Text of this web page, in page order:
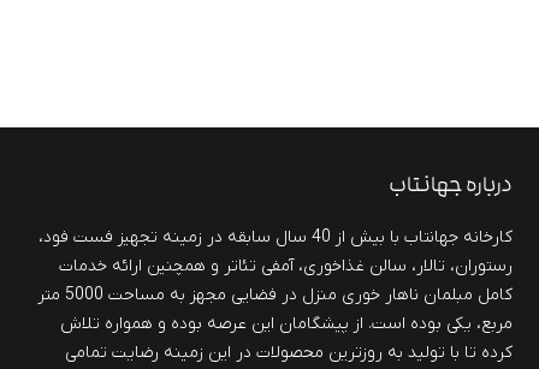
درباره جهانتاب
کارخانه جهانتاب با بیش از 40 سال سابقه در زمینه تجهیز فست فود،
رستوران، تالار، سالن غذاخوری، آمفی تئاتر و همچنین ارائه خدمات
کامل مبلمان ناهار خوری منزل در فضایی مجهز به مساحت 5000 متر
مربع، یکی بوده است. از پیشگامان این عرصه بوده و همواره تلاش
کرده تا با تولید به روزترین محصولات در این زمینه رضایت تمامی